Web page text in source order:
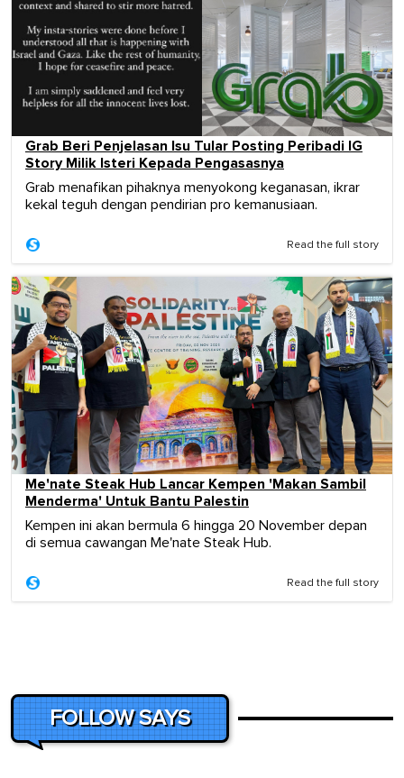
Grab Beri Penjelasan Isu Tular Posting Peribadi IG
Story Milik Isteri Kepada Pengasasnya
Grab menafikan pihaknya menyokong keganasan, ikrar
kekal teguh dengan pendirian pro kemanusiaan.
Read the full story
Me'nate Steak Hub Lancar Kempen 'Makan Sambil
Menderma' Untuk Bantu Palestin
Kempen ini akan bermula 6 hingga 20 November depan
di semua cawangan Me'nate Steak Hub.
Read the full story
FOLLOW SAYS